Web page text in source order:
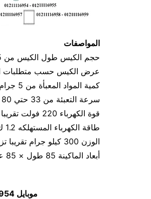
المواصفات
عرض الكيس حسب متطلبات
كمية المواد المعبأة من 5 جرام حتي 250 جرام تقريبا و يمكن تعديله حتي 500 جرام تقريبا
سرعة التعبئة من 33 حتي 80 كيس / دقيقة تقريبا و لمادة التغليف اعتبار في السرعه
قوة الكهرباء 220 فولت تقريبا
طاقة الكهرباء المستهلكه 1.2 ك وات تقريبا
الوزن 300 كيلو جرام تقريبا تزيد او تنقص حسب تحديثات الماكينة
أبعاد الماكينة 85 طول × 85 عرض × 180 سم ارتفاع كما يمكن فك الماكينة و تركيبها في اي مكان
موبايل 01211116954 – 01211116955 – 01211116956–01211116958